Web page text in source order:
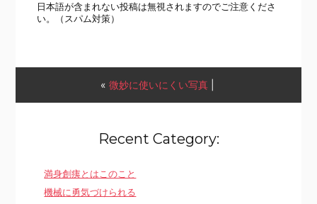
日本語が含まれない投稿は無視されますのでご注意くださ
い。（スパム対策）
« 微妙に使いにくい写真|
Recent Category:
満身創痍とはこのこと
機械に勇気づけられる